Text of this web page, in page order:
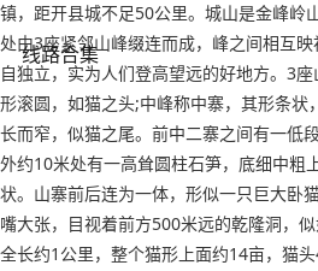
线路合集
镇，距开县城不足50公里。城山是金峰岭
处由3座紧邻山峰缀连而成，峰之间相互
自独立，实为人们登高望远的好地方。3
形滚圆，如猫之头;中峰称中寨，其形条状
长而窄，似猫之尾。前中二寨之间有一低
外约10米处有一高耸圆柱石笋，底细中粗
状。山寨前后连为一体，形似一只巨大卧
嘴大张，目视着前方500米远的乾隆洞，
全长约1公里，整个猫形上面约14亩，猫